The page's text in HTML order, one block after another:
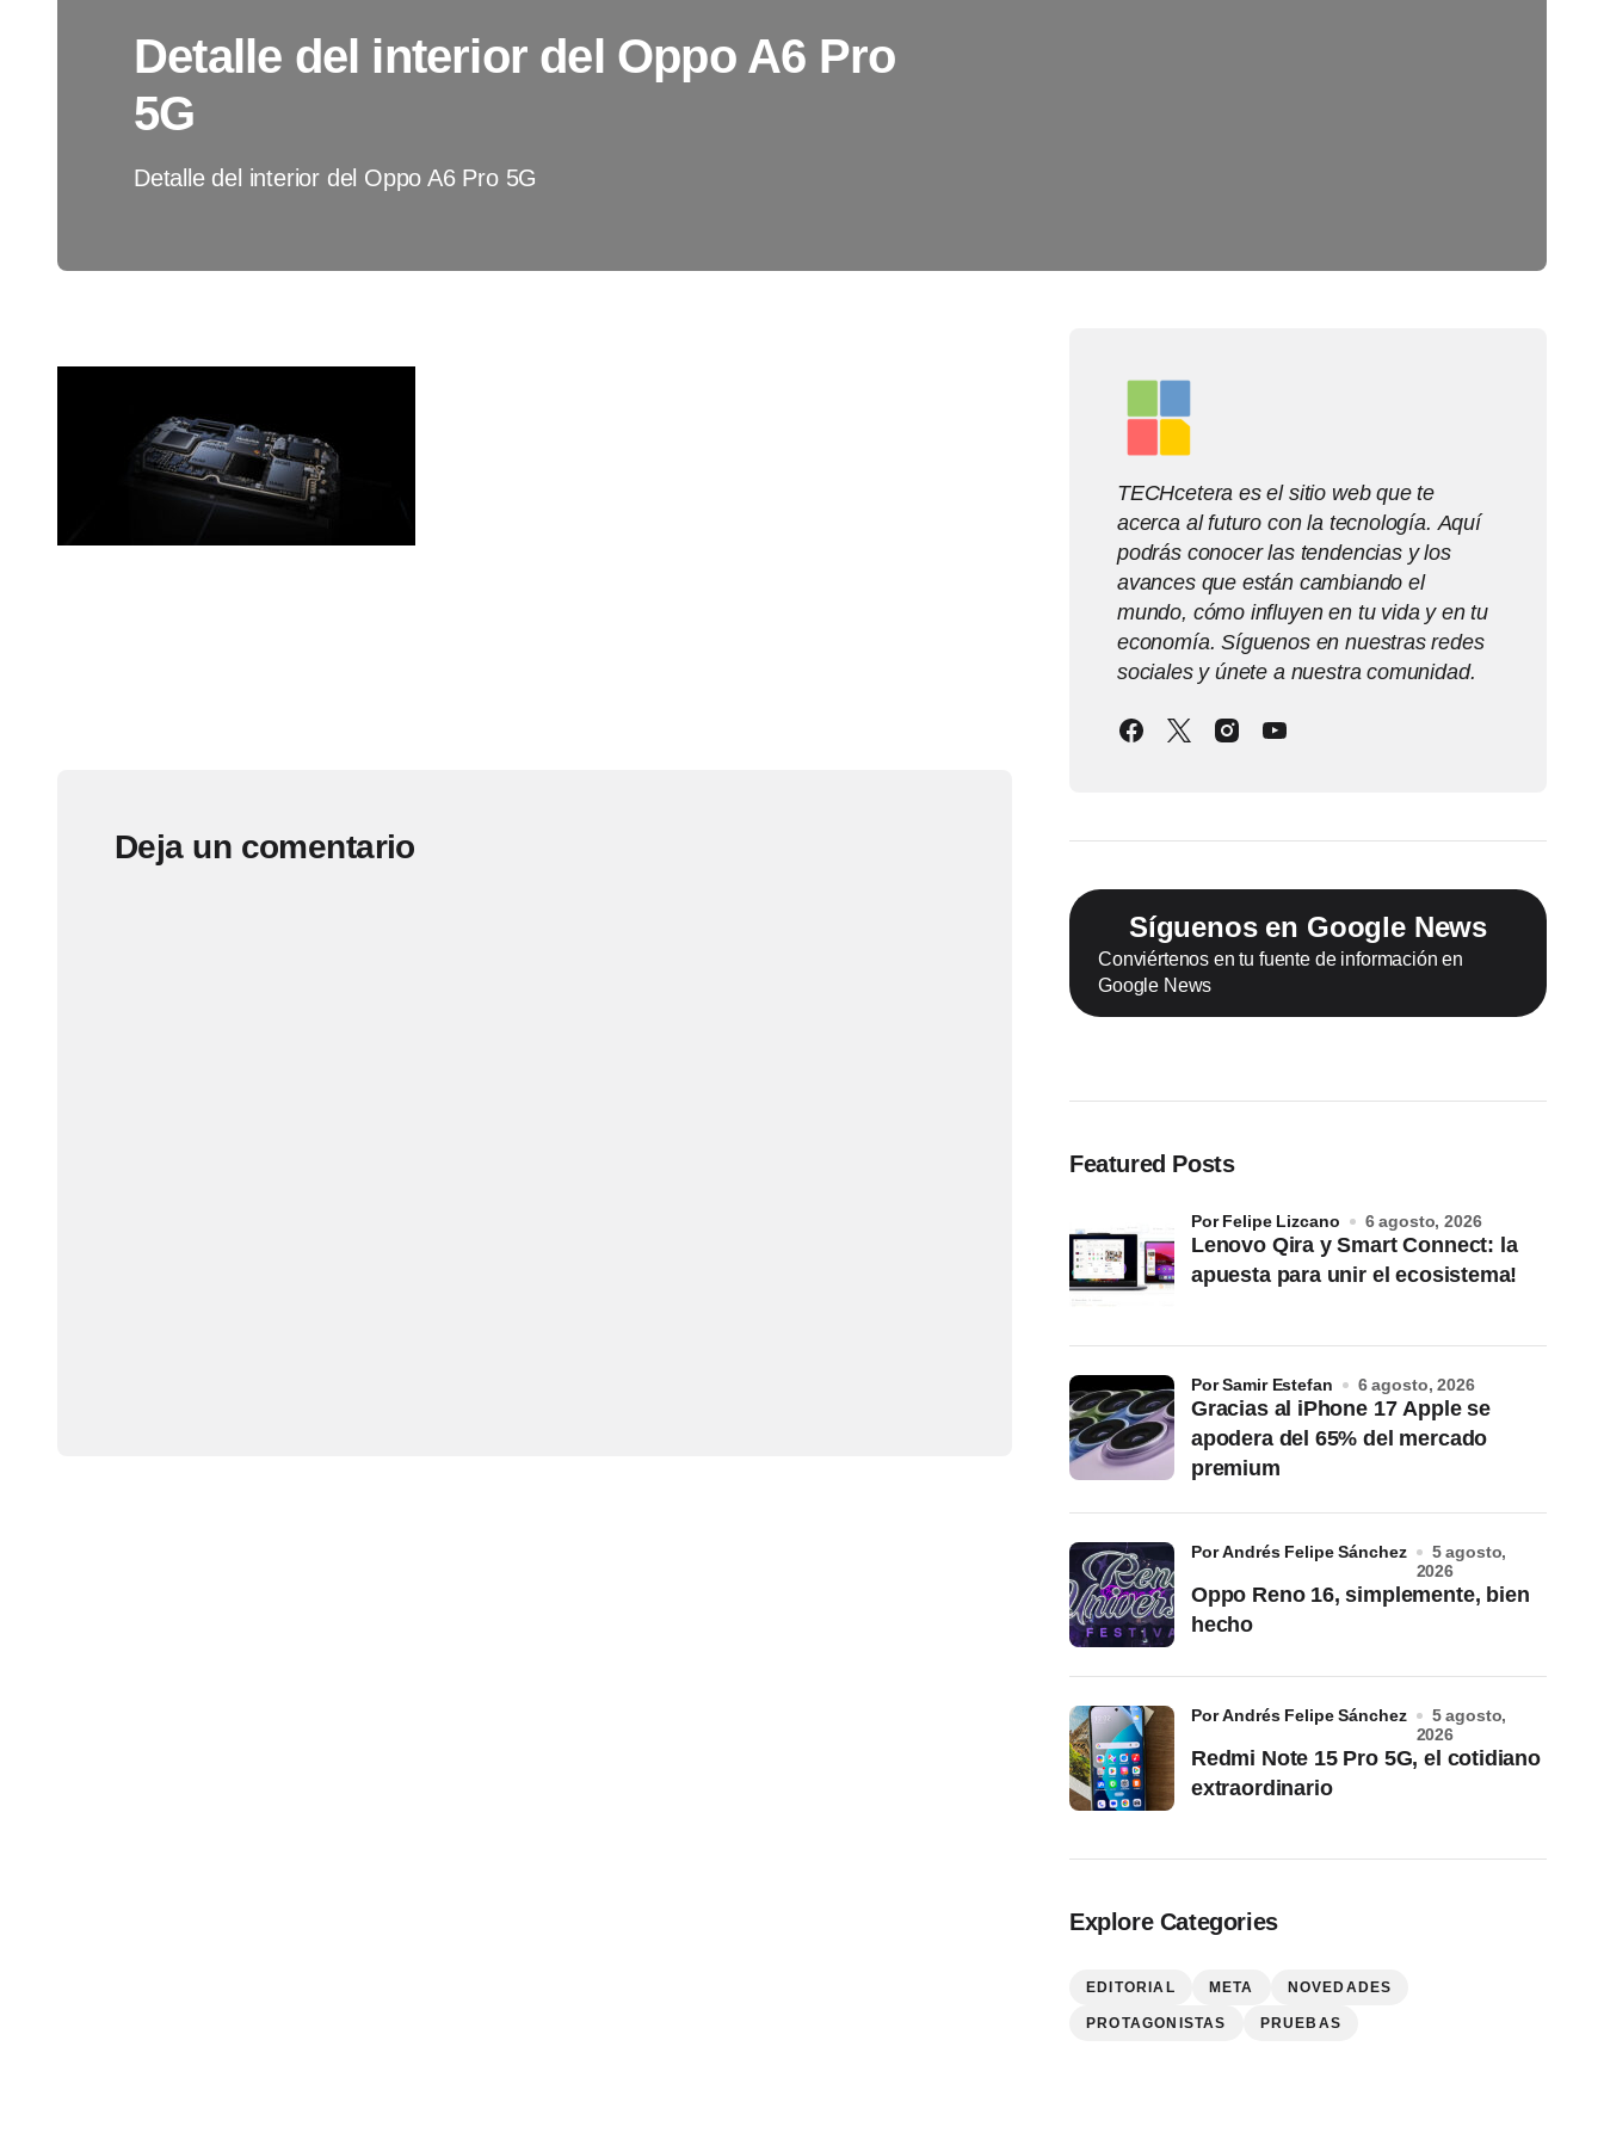
Detalle del interior del Oppo A6 Pro
5G
Detalle del interior del Oppo A6 Pro 5G
Deja un comentario
TECHcetera es el sitio web que te
acerca al futuro con la tecnología. Aquí
podrás conocer las tendencias y los
avances que están cambiando el
mundo, cómo influyen en tu vida y en tu
economía. Síguenos en nuestras redes
sociales y únete a nuestra comunidad.
Síguenos en Google News
Conviértenos en tu fuente de información en
Google News
Featured Posts
Lenovo Qira y Smart Connect: la
apuesta para unir el ecosistema!
por Felipe Lizcano 6 agosto, 2026
Gracias al iPhone 17 Apple se
apodera del 65% del mercado
premium
por Samir Estefan 6 agosto, 2026
Oppo Reno 16, simplemente, bien
hecho
por Andrés Felipe Sánchez
5 agosto,
2026
Redmi Note 15 Pro 5G, el cotidiano
extraordinario
por Andrés Felipe Sánchez
5 agosto,
2026
Explore Categories
EDITORIAL META NOVEDADES
PROTAGONISTAS PRUEBAS